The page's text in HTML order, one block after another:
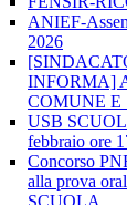
ANIEF-
2026
INFORMA]
COMUNE E
USB
febbraio ore
Concorso
alla prova